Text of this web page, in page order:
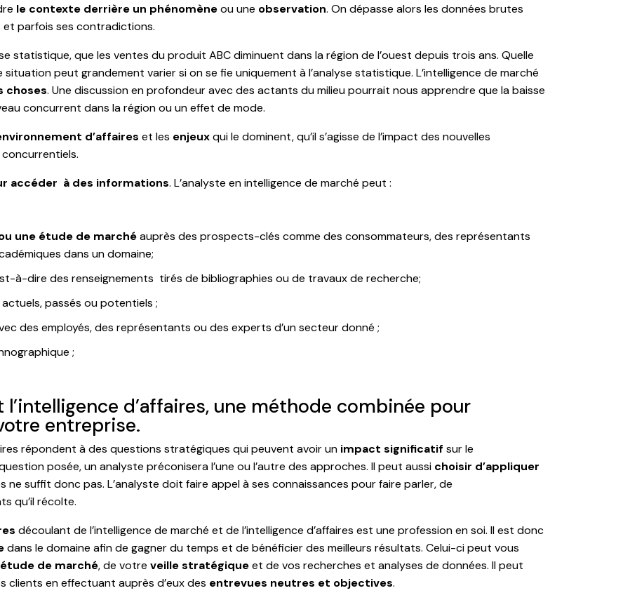
le contexte derrière un phénomèneou une observation. On dépasse alors les données brutes
et parfois ses contradictions.
statistique, que les ventes du produit ABC diminuent dans la région de l’ouest depuis trois ans. Quelle
peut grandement varier si on se fie uniquement à l’analyse statistique. L’intelligence de marché
choses. Une discussion en profondeur avec des actants du milieu pourrait nous apprendre que la baisse
concurrent dans la région ou un effet de mode.
d’affaires et les enjeuxqui le dominent, qu’il s’agisse de l’impact des nouvelles
accéder à des informations. L’analyste en intelligence de marché peut :
une étude de marchéauprès des prospects-clés comme des consommateurs, des représentants
dans un domaine;
à-dire des renseignements tirés de bibliographies ou de travaux de recherche;
actuels, passés ou potentiels ;
des employés, des représentants ou des experts d’un secteur donné ;
;
l’intelligence d’affaires, une méthode combinée pour
entreprise.
répondent à des questions stratégiques qui peuvent avoir un impact significatif sur le
posée, un analyste préconisera l’une ou l’autre des approches. Il peut aussi choisir d’appliquer
ne suffit donc pas. L’analyste doit faire appel à ses connaissances pour faire parler, de
qu’il récolte.
découlant de l’intelligence de marché et de l’intelligence d’affaires est une profession en soi. Il est donc
dans le domaine afin de gagner du temps et de bénéficier des meilleurs résultats. Celui-ci peut vous
étude de marché, de votre veille stratégiqueet de vos recherches et analyses de données. Il peut
clients en effectuant auprès d’eux des entrevues neutres et objectives.